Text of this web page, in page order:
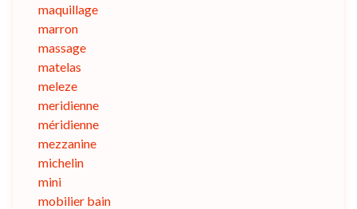
maquillage
marron
massage
matelas
meleze
meridienne
méridienne
mezzanine
michelin
mini
mobilier bain